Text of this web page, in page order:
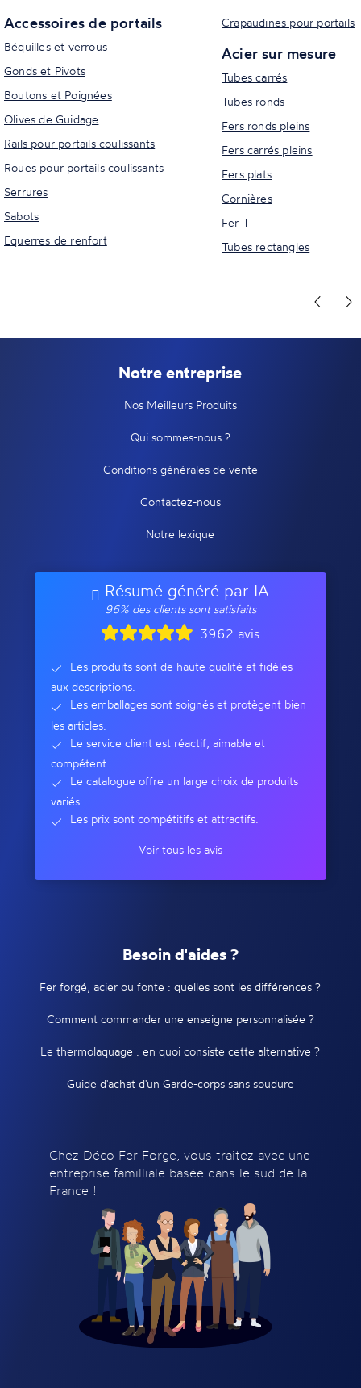
Accessoires de portails
Béquilles et verrous
Gonds et Pivots
Boutons et Poignées
Olives de Guidage
Rails pour portails coulissants
Roues pour portails coulissants
Serrures
Sabots
Equerres de renfort
Crapaudines pour portails
Acier sur mesure
Tubes carrés
Tubes ronds
Fers ronds pleins
Fers carrés pleins
Fers plats
Cornières
Fer T
Tubes rectangles
Notre entreprise
Nos Meilleurs Produits
Qui sommes-nous ?
Conditions générales de vente
Contactez-nous
Notre lexique
Résumé généré par IA
96% des clients sont satisfaits
3962 avis
Les produits sont de haute qualité et fidèles
aux descriptions.
Les emballages sont soignés et protègent bien
les articles.
Le service client est réactif, aimable et
compétent.
Le catalogue offre un large choix de produits
variés.
Les prix sont compétitifs et attractifs.
Voir tous les avis
Besoin d'aides ?
Fer forgé, acier ou fonte : quelles sont les différences ?
Comment commander une enseigne personnalisée ?
Le thermolaquage : en quoi consiste cette alternative ?
Guide d'achat d'un Garde-corps sans soudure
Chez Déco Fer Forge, vous traitez avec une
entreprise familliale basée dans le sud de la
France !